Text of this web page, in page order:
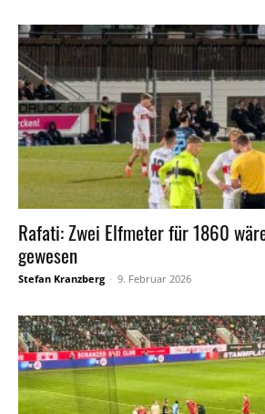
Rafati: Zwei Elfmeter für 1860
gewesen
Stefan Kranzberg - 9. Februar 2026